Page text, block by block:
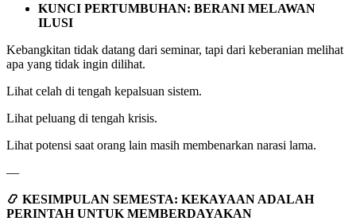
KUNCI PERTUMBUHAN: BERANI MELAWAN
ILUSI
Kebangkitan tidak datang dari seminar, tapi dari keberanian melihat
apa yang tidak ingin dilihat.
Lihat celah di tengah kepalsuan sistem.
Lihat peluang di tengah krisis.
Lihat potensi saat orang lain masih membenarkan narasi lama.
—
📿 KESIMPULAN SEMESTA: KEKAYAAN ADALAH
PERINTAH UNTUK MEMBERDAYAKAN